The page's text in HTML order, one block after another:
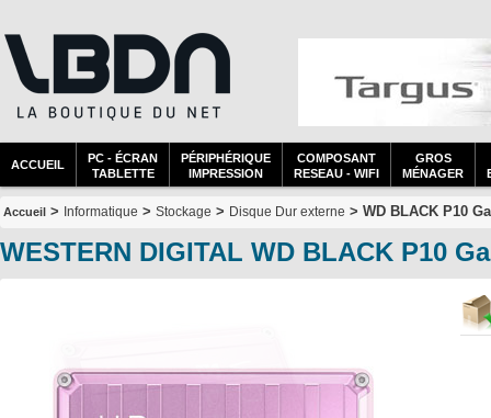
ACCUEIL
PC - ÉCRAN
TABLETTE
PÉRIPHÉRIQUE
IMPRESSION
COMPOSANT
RESEAU - WIFI
GROS
MÉNAGER
Accueil > Informatique > Stockage > Disque Dur externe > WD BLACK P10
WESTERN DIGITAL WD BLACK P10